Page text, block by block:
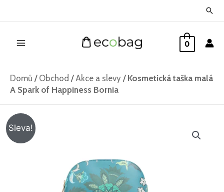
0
Domů / Obchod /Akce a slevy / Kosmetická taška malá
A Spark of Happiness Bornia
Sleva!
byla:
382 Kč.
je:
292 Kč.
Kosmetická